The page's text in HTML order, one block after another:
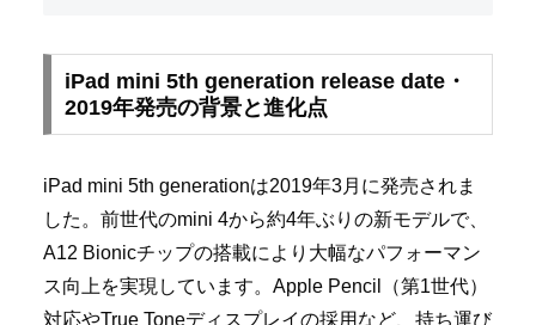
iPad mini 5th generation release date・
2019年発売の背景と進化点
iPad mini 5th generationは2019年3月に発売されま
した。前世代のmini 4から約4年ぶりの新モデルで、
A12 Bionicチップの搭載により大幅なパフォーマン
ス向上を実現しています。Apple Pencil（第1世代）
対応やTrue Toneディスプレイの採用など、持ち運び